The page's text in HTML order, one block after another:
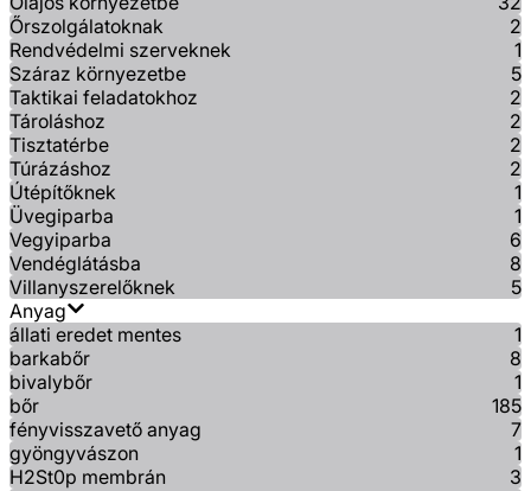
Őrszolgálatoknak
2
Rendvédelmi szerveknek
1
Száraz környezetbe
5
Taktikai feladatokhoz
2
Tároláshoz
2
Tisztatérbe
2
Túrázáshoz
2
Útépítőknek
1
Üvegiparba
1
Vegyiparba
6
Vendéglátásba
8
Villanyszerelőknek
5
Anyag
állati eredet mentes
1
barkabőr
8
bivalybőr
1
bőr
185
fényvisszavető anyag
7
gyöngyvászon
1
H2St0p membrán
3